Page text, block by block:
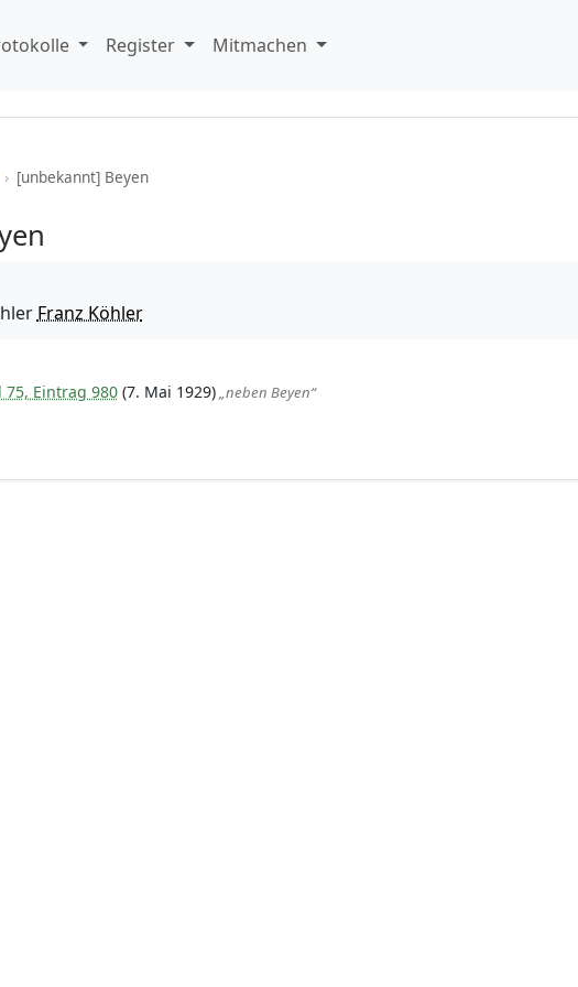
Register Mitmachen
› [unbekannt] Beyen
Franz Köhler
75, Eintrag 980(7. Mai 1929)„neben Beyen“